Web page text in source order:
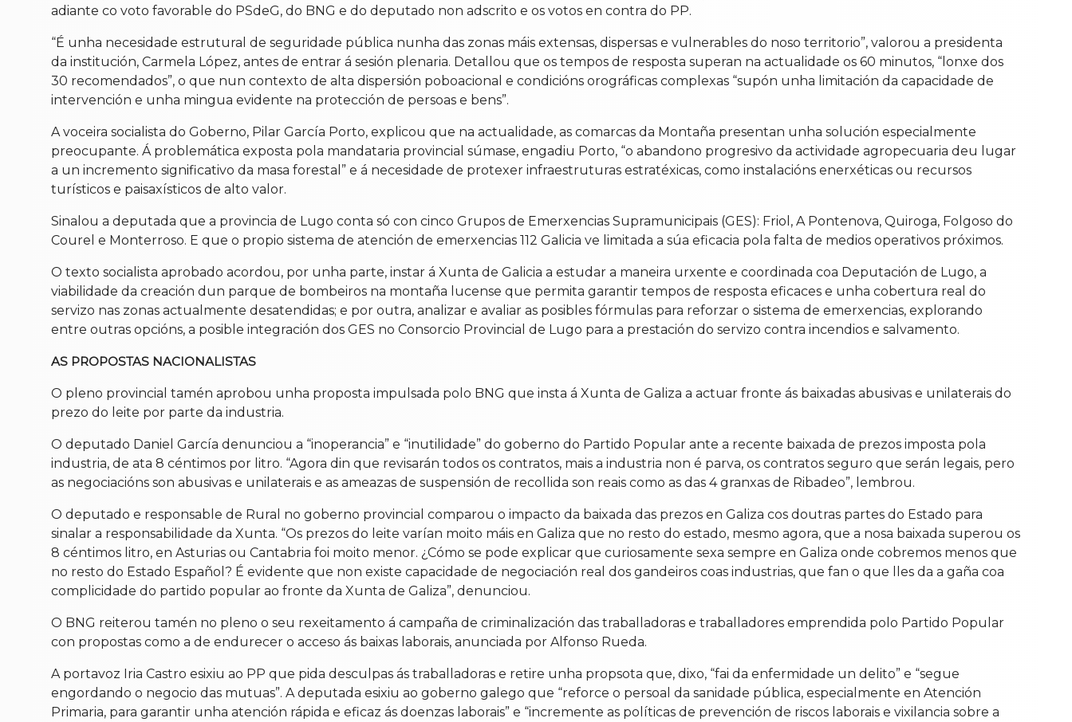
adiante co voto favorable do PSdeG, do BNG e do deputado non adscrito e os votos en contra do PP.
“É unha necesidade estrutural de seguridade pública nunha das zonas máis extensas, dispersas e vulnerables do noso territorio”, valorou a presidenta
da institución, Carmela López, antes de entrar á sesión plenaria. Detallou que os tempos de resposta superan na actualidade os 60 minutos, “lonxe dos
30 recomendados”, o que nun contexto de alta dispersión poboacional e condicións orográficas complexas “supón unha limitación da capacidade de
intervención e unha mingua evidente na protección de persoas e bens”.
A voceira socialista do Goberno, Pilar García Porto, explicou que na actualidade, as comarcas da Montaña presentan unha solución especialmente
preocupante. Á problemática exposta pola mandataria provincial súmase, engadiu Porto, “o abandono progresivo da actividade agropecuaria deu lugar
a un incremento significativo da masa forestal” e á necesidade de protexer infraestruturas estratéxicas, como instalacións enerxéticas ou recursos
turísticos e paisaxísticos de alto valor.
Sinalou a deputada que a provincia de Lugo conta só con cinco Grupos de Emerxencias Supramunicipais (GES): Friol, A Pontenova, Quiroga, Folgoso do
Courel e Monterroso. E que o propio sistema de atención de emerxencias 112 Galicia ve limitada a súa eficacia pola falta de medios operativos próximos.
O texto socialista aprobado acordou, por unha parte, instar á Xunta de Galicia a estudar a maneira urxente e coordinada coa Deputación de Lugo, a
viabilidade da creación dun parque de bombeiros na montaña lucense que permita garantir tempos de resposta eficaces e unha cobertura real do
servizo nas zonas actualmente desatendidas; e por outra, analizar e avaliar as posibles fórmulas para reforzar o sistema de emerxencias, explorando
entre outras opcións, a posible integración dos GES no Consorcio Provincial de Lugo para a prestación do servizo contra incendios e salvamento.
AS PROPOSTAS NACIONALISTAS
O pleno provincial tamén aprobou unha proposta impulsada polo BNG que insta á Xunta de Galiza a actuar fronte ás baixadas abusivas e unilaterais do
prezo do leite por parte da industria.
O deputado Daniel García denunciou a “inoperancia” e “inutilidade” do goberno do Partido Popular ante a recente baixada de prezos imposta pola
industria, de ata 8 céntimos por litro. “Agora din que revisarán todos os contratos, mais a industria non é parva, os contratos seguro que serán legais, pero
as negociacións son abusivas e unilaterais e as ameazas de suspensión de recollida son reais como as das 4 granxas de Ribadeo”, lembrou.
O deputado e responsable de Rural no goberno provincial comparou o impacto da baixada das prezos en Galiza cos doutras partes do Estado para
sinalar a responsabilidade da Xunta. “Os prezos do leite varían moito máis en Galiza que no resto do estado, mesmo agora, que a nosa baixada superou os
8 céntimos litro, en Asturias ou Cantabria foi moito menor. ¿Cómo se pode explicar que curiosamente sexa sempre en Galiza onde cobremos menos que
no resto do Estado Español? É evidente que non existe capacidade de negociación real dos gandeiros coas industrias, que fan o que lles da a gaña coa
complicidade do partido popular ao fronte da Xunta de Galiza”, denunciou.
O BNG reiterou tamén no pleno o seu rexeitamento á campaña de criminalización das traballadoras e traballadores emprendida polo Partido Popular
con propostas como a de endurecer o acceso ás baixas laborais, anunciada por Alfonso Rueda.
A portavoz Iria Castro esixiu ao PP que pida desculpas ás traballadoras e retire unha propsota que, dixo, “fai da enfermidade un delito” e “segue
engordando o negocio das mutuas”. A deputada esixiu ao goberno galego que “reforce o persoal da sanidade pública, especialmente en Atención
Primaria, para garantir unha atención rápida e eficaz ás doenzas laborais” e “incremente as políticas de prevención de riscos laborais e vixilancia sobre a